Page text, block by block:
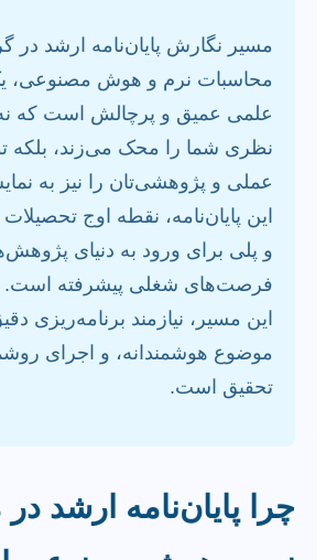
مسیر نگارش پایان‌نامه ارشد در
محاسبات نرم و هوش مصنوعی،
علمی عمیق و پرچالش است که نه
نظری شما را محک می‌زند، بلکه
عملی و پژوهشی‌تان را نیز به
این پایان‌نامه، نقطه اوج
و پلی برای ورود به دنیای
فرصت‌های شغلی پیشرفته است.
این مسیر، نیازمند برنامه‌ریزی
موضوع هوشمندانه، و اجرای
تحقیق است.
چرا پایان‌نامه ارشد